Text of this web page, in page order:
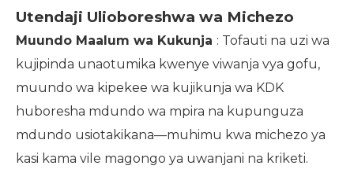
Utendaji Ulioboreshwa wa Michezo
Muundo Maalum wa Kukunja : Tofauti na uzi wa
kujipinda unaotumika kwenye viwanja vya gofu,
muundo wa kipekee wa kujikunja wa KDK
huboresha mdundo wa mpira na kupunguza
mdundo usiotakikana—muhimu kwa michezo ya
kasi kama vile magongo ya uwanjani na kriketi.